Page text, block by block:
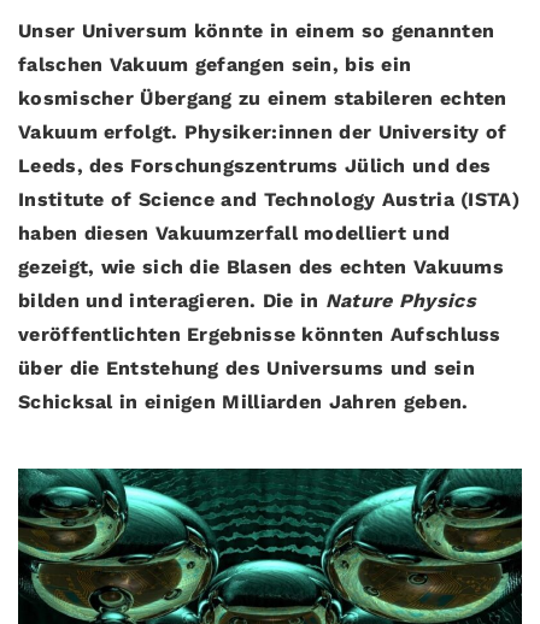
Unser Universum könnte in einem so genannten
falschen Vakuum gefangen sein, bis ein
kosmischer Übergang zu einem stabileren echten
Vakuum erfolgt. Physiker:innen der University of
Leeds, des Forschungszentrums Jülich und des
Institute of Science and Technology Austria (ISTA)
haben diesen Vakuumzerfall modelliert und
gezeigt, wie sich die Blasen des echten Vakuums
bilden und interagieren. Die in Nature Physics
veröffentlichten Ergebnisse könnten Aufschluss
über die Entstehung des Universums und sein
Schicksal in einigen Milliarden Jahren geben.